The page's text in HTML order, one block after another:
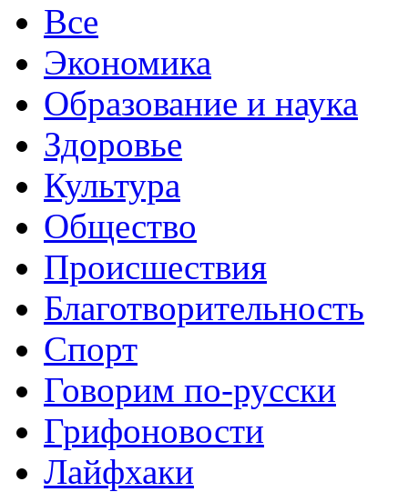
Все
Экономика
Образование и наука
Здоровье
Культура
Общество
Происшествия
Благотворительность
Спорт
Говорим по-русски
Грифоновости
Лайфхаки